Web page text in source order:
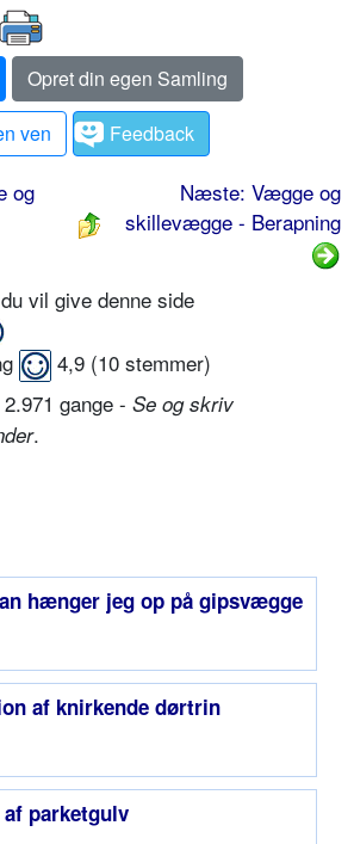
Opret din egen Samling
ven
Feedback
og
Næste: Vægge og
skillevægge - Berapning
vil give denne side
4,9 (10 stemmer)
gange - Se og skriv
.
hænger jeg op på gipsvægge
af knirkende dørtrin
parketgulv